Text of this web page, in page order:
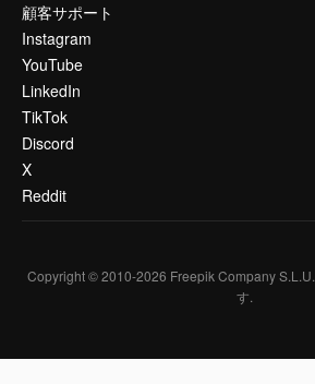
顧客サポート
Instagram
YouTube
LinkedIn
TikTok
Discord
X
Reddit
Copyright © 2010-2026 Freepik Company S.L.U.
す.